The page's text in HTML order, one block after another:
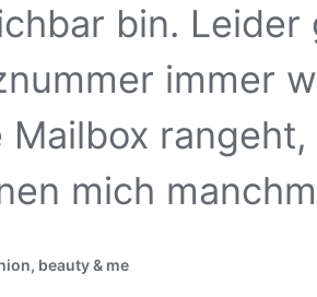
bin.
immer
Mailbox
mich
beauty & me